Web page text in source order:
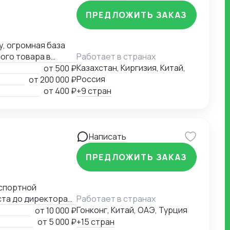
контроль
контейнеров
грузов в
под ключ» , и
огромная база
товара в
от 500 ₽
от200 000 ₽
от 400 ₽
ПРЕДЛОЖИТЬ ЗАКАЗ
Работает в странах
Казахстан, Киргизия, Китай,
Россия
+9 стран
до директора
на новые
и
от10 000 ₽
от 5 000 ₽
Написать
ПРЕДЛОЖИТЬ ЗАКАЗ
Работает в странах
Гонконг, Китай, ОАЭ, Турция
+15 стран